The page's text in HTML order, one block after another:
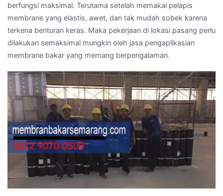
berfungsi maksimal. Terutama setelah memakai pelapis
membrane yang elastis, awet, dan tak mudah sobek karena
terkena benturan keras. Maka pekerjaan di lokasi pasang perlu
dilakukan semaksimal mungkin oleh jasa pengaplikasian
membrane bakar yang memang berpengalaman.